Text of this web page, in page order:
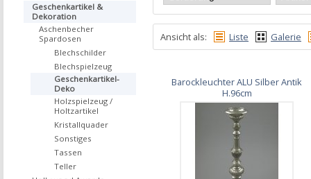
Ansicht als: Liste Galerie
Barockleuchter ALU Silber Antik
H.96cm
Geschenkartikel &
Dekoration
Aschenbecher
Spardosen
Blechschilder
Blechspielzeug
Geschenkartikel-
Deko
Holzspielzeug /
Holtzartikel
Kristallquader
Sonstiges
Tassen
Teller